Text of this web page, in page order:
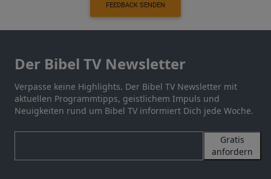
FEEDBACK SENDEN
Der Bibel TV Newsletter
Verpasse keine Highlights. Der Bibel TV Newsletter mit
aktuellen Programmtipps, geistlichem Impuls und
Neuigkeiten rund um Bibel TV informiert Dich jede Woche.
Gratis
anfordern